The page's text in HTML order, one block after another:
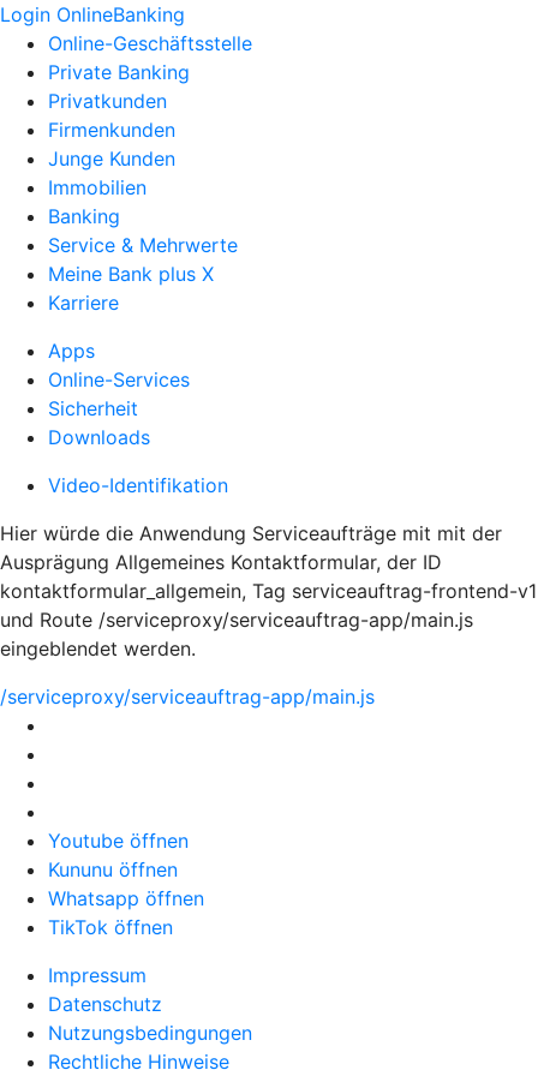
Login OnlineBanking
Online-Geschäftsstelle
Private Banking
Privatkunden
Firmenkunden
Junge Kunden
Immobilien
Banking
Service & Mehrwerte
Meine Bank plus X
Karriere
Apps
Online-Services
Sicherheit
Downloads
Video-Identifikation
Hier würde die Anwendung Serviceaufträge mit mit der
Ausprägung Allgemeines Kontaktformular, der ID
kontaktformular_allgemein, Tag serviceauftrag-frontend-v1
und Route /serviceproxy/serviceauftrag-app/main.js
eingeblendet werden.
/serviceproxy/serviceauftrag-app/main.js
Youtube öffnen
Kununu öffnen
Whatsapp öffnen
TikTok öffnen
Impressum
Datenschutz
Nutzungsbedingungen
Rechtliche Hinweise